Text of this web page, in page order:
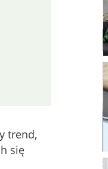
trend,
się